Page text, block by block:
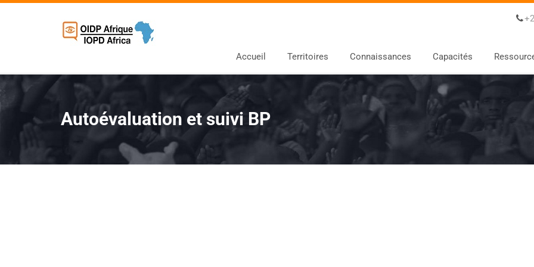
Accueil Territoires Connaissances Capacités
Autoévaluation et suivi BP